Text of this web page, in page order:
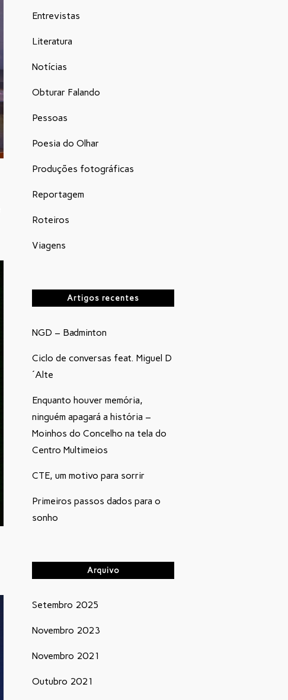
Entrevistas
Literatura
Notícias
Obturar Falando
Pessoas
Poesia do Olhar
Produções fotográficas
Reportagem
Roteiros
Viagens
Artigos recentes
NGD – Badminton
Ciclo de conversas feat. Miguel D
´Alte
Enquanto houver memória,
ninguém apagará a história –
Moinhos do Concelho na tela do
Centro Multimeios
CTE, um motivo para sorrir
Primeiros passos dados para o
sonho
Arquivo
Setembro 2025
Novembro 2023
Novembro 2021
Outubro 2021